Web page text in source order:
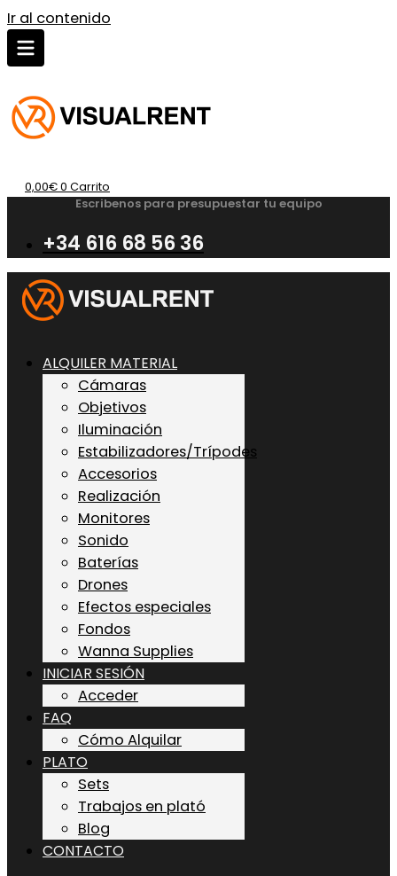
Ir al contenido
0,00€0 Carrito
Escribenos para presupuestar tu equipo
+34 616 68 56 36
ALQUILER MATERIAL
Cámaras
Objetivos
Iluminación
Estabilizadores/Trípodes
Accesorios
Realización
Monitores
Sonido
Baterías
Drones
Efectos especiales
Fondos
Wanna Supplies
INICIAR SESIÓN
Acceder
FAQ
Cómo Alquilar
PLATO
Sets
Trabajos en plató
Blog
CONTACTO